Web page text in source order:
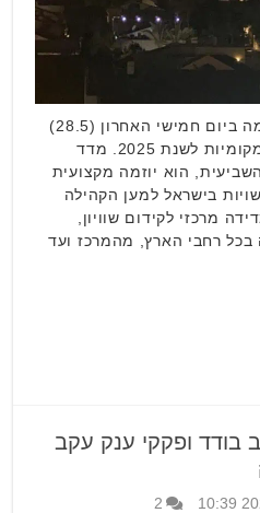
האגודה למען הלהט"ב פרסמה ביום חמישי האחרון (28.5)
את מדד הגאווה ברשויות המקומיות לשנת 2025. מדד
הוא יוזמה מקצועית
בישראל למען הקהילה
מרכזי לקידום שוויון,
בכל רחבי הארץ, מהמרכז ועד
בודד ופקקי ענק עקב
2